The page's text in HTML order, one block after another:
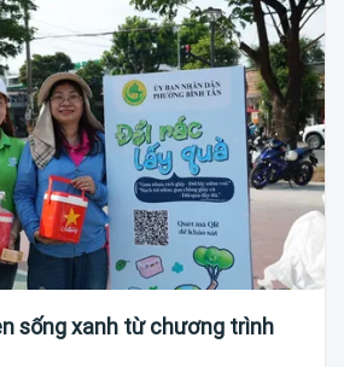
sống xanh từ chương trình